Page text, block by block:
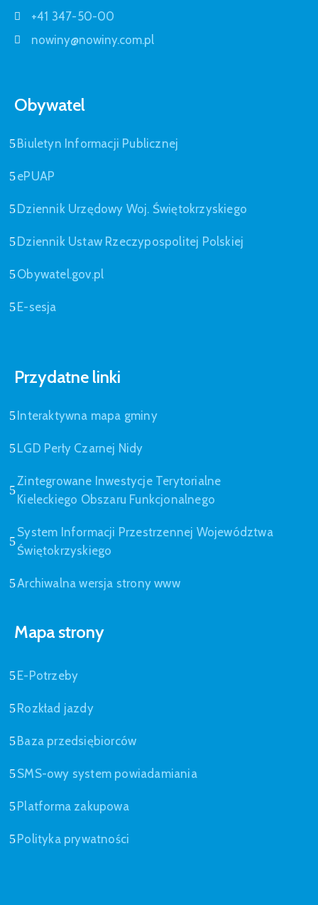
+41 347-50-00
nowiny@nowiny.com.pl
Obywatel
Biuletyn Informacji Publicznej
ePUAP
Dziennik Urzędowy Woj. Świętokrzyskiego
Dziennik Ustaw Rzeczypospolitej Polskiej
Obywatel.gov.pl
E-sesja
Przydatne linki
Interaktywna mapa gminy
LGD Perły Czarnej Nidy
Zintegrowane Inwestycje Terytorialne
Kieleckiego Obszaru Funkcjonalnego
System Informacji Przestrzennej Województwa
Świętokrzyskiego
Archiwalna wersja strony www
Mapa strony
E-Potrzeby
Rozkład jazdy
Baza przedsiębiorców
SMS-owy system powiadamiania
Platforma zakupowa
Polityka prywatności